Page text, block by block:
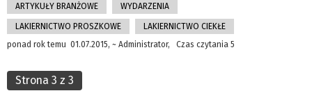
ARTYKUŁY BRANŻOWE WYDARZENIA
LAKIERNICTWO PROSZKOWE
LAKIERNICTWO CIEKŁE
ponad rok temu 01.07.2015, ~ Administrator, Czas czytania 5
Strona 3 z 3